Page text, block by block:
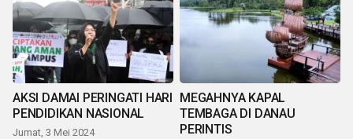
AKSI DAMAI PERINGATI HARI
PENDIDIKAN NASIONAL
Jumat, 3 Mei 2024
MEGAHNYA KAPAL
TEMBAGA DI DANAU
PERINTIS